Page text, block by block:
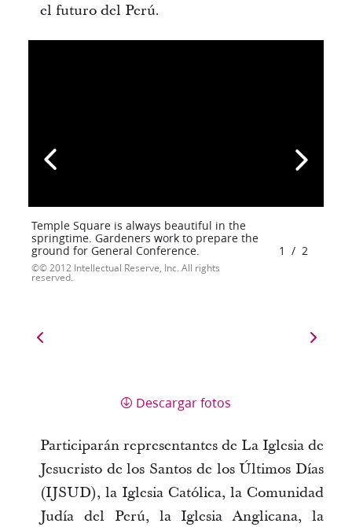
el futuro del Perú.
Temple Square is always beautiful in the
springtime. Gardeners work to prepare the
ground for General Conference.
© 2012 Intellectual Reserve, Inc. All rights
reserved.
1 / 2
Descargar fotos
Participarán representantes de La Iglesia de
Jesucristo de los Santos de los Últimos Días
(IJSUD), la Iglesia Católica, la Comunidad
Judía del Perú, la Iglesia Anglicana, la